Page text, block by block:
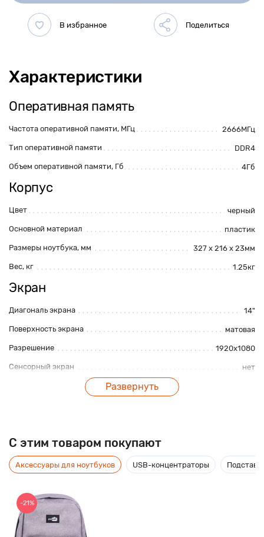
Характеристики
Оперативная память
Частота оперативной памяти, МГц 2666МГц
Тип оперативной памяти DDR4
Объем оперативной памяти, Гб 4Гб
Корпус
Цвет черный
Основной материал пластик
Размеры ноутбука, мм 327 х 216 х 23мм
Вес, кг 1.25кг
Экран
Диагональ экрана 14"
Поверхность экрана матовая
Разрешение 1920x1080
Сенсорный экран нет
Видео
Графический контроллер интегрированный
Производитель чипсета видео
Серия графического контроллера
Объем выделенной
Развернуть
C этим товаром покупают
Аксессуары для ноутбуков USB-концентраторы
-21%